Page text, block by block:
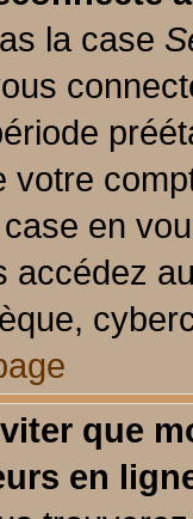
la case
votre
en
accédez
que
en